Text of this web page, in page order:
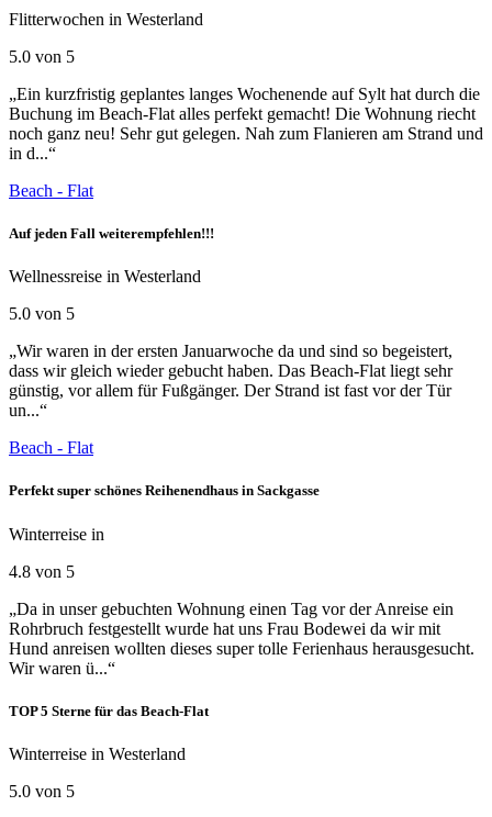
Flitterwochen in Westerland
5.0 von 5
„Ein kurzfristig geplantes langes Wochenende auf Sylt hat durch die
Buchung im Beach-Flat alles perfekt gemacht! Die Wohnung riecht
noch ganz neu! Sehr gut gelegen. Nah zum Flanieren am Strand und
in d...“
Beach - Flat
Auf jeden Fall weiterempfehlen!!!
Wellnessreise in Westerland
5.0 von 5
„Wir waren in der ersten Januarwoche da und sind so begeistert,
dass wir gleich wieder gebucht haben. Das Beach-Flat liegt sehr
günstig, vor allem für Fußgänger. Der Strand ist fast vor der Tür
un...“
Beach - Flat
Perfekt super schönes Reihenendhaus in Sackgasse
Winterreise in
4.8 von 5
„Da in unser gebuchten Wohnung einen Tag vor der Anreise ein
Rohrbruch festgestellt wurde hat uns Frau Bodewei da wir mit
Hund anreisen wollten dieses super tolle Ferienhaus herausgesucht.
Wir waren ü...“
TOP 5 Sterne für das Beach-Flat
Winterreise in Westerland
5.0 von 5